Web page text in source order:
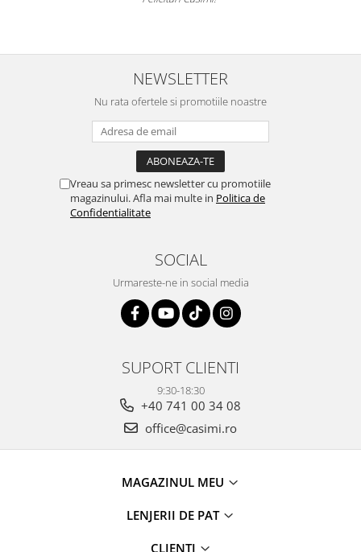
NEWSLETTER
Nu rata ofertele si promotiile noastre
Vreau sa primesc newsletter cu promotiile
magazinului. Afla mai multe in Politica de
Confidentialitate
SOCIAL
Urmareste-ne in social media
SUPORT CLIENTI
9:30-18:30
+40 741 00 34 08
office@casimi.ro
MAGAZINUL MEU
LENJERII DE PAT
CLIENTI